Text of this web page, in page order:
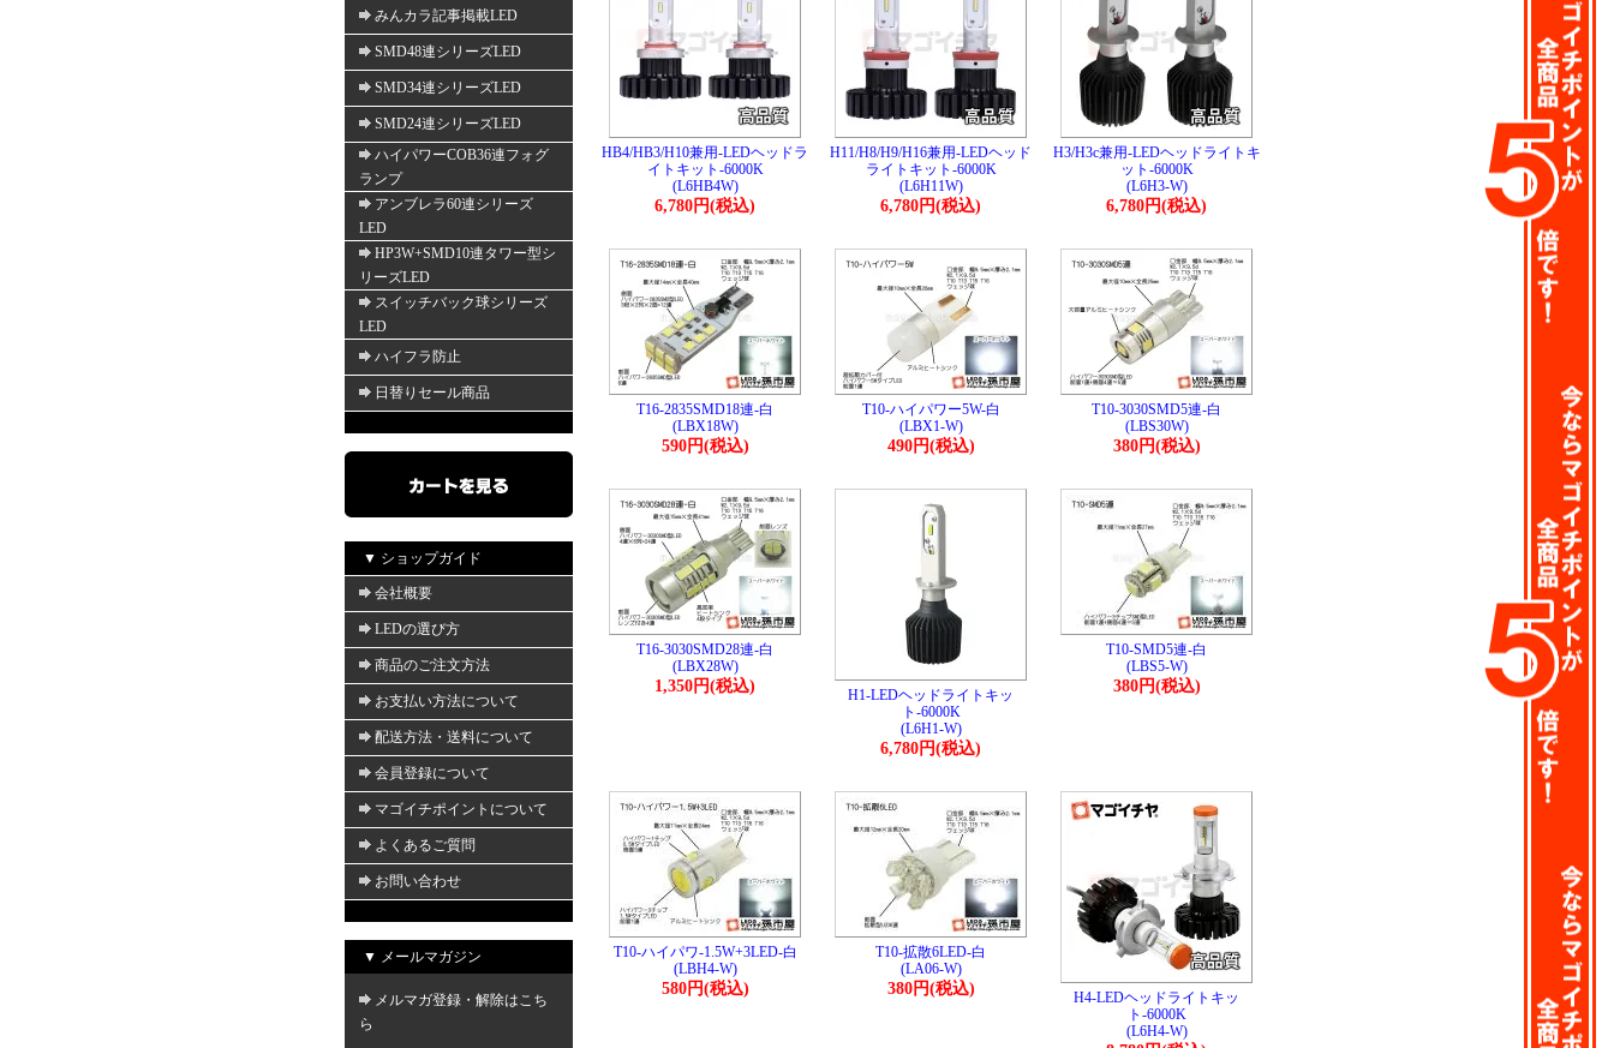
みんカラ記事掲載LED
SMD48連シリーズLED
SMD34連シリーズLED
SMD24連シリーズLED
ハイパワーCOB36連フォグ
ランプ
アンブレラ60連シリーズ
LED
HP3W+SMD10連タワー型シ
リーズLED
スイッチバック球シリーズ
LED
ハイフラ防止
日替りセール商品
▼ ショップガイド
会社概要
LEDの選び方
商品のご注文方法
お支払い方法について
配送方法・送料について
会員登録について
マゴイチポイントについて
よくあるご質問
お問い合わせ
▼ メールマガジン
メルマガ登録・解除はこち
ら
HB4/HB3/H10兼用-LEDヘッドラ
イトキット-6000K
(L6HB4W)
6,780円(税込)
H11/H8/H9/H16兼用-LEDヘッド
ライトキット-6000K
(L6H11W)
6,780円(税込)
H3/H3c兼用-LEDヘッドライトキ
ット-6000K
(L6H3-W)
6,780円(税込)
T16-2835SMD18連-白
(LBX18W)
590円(税込)
T10-ハイパワー5W-白
(LBX1-W)
490円(税込)
T10-3030SMD5連-白
(LBS30W)
380円(税込)
T16-3030SMD28連-白
(LBX28W)
1,350円(税込)
H1-LEDヘッドライトキッ
ト-6000K
(L6H1-W)
6,780円(税込)
T10-SMD5連-白
(LBS5-W)
380円(税込)
T10-ハイパワ-1.5W+3LED-白
(LBH4-W)
580円(税込)
T10-拡散6LED-白
(LA06-W)
380円(税込)
H4-LEDヘッドライトキッ
ト-6000K
(L6H4-W)